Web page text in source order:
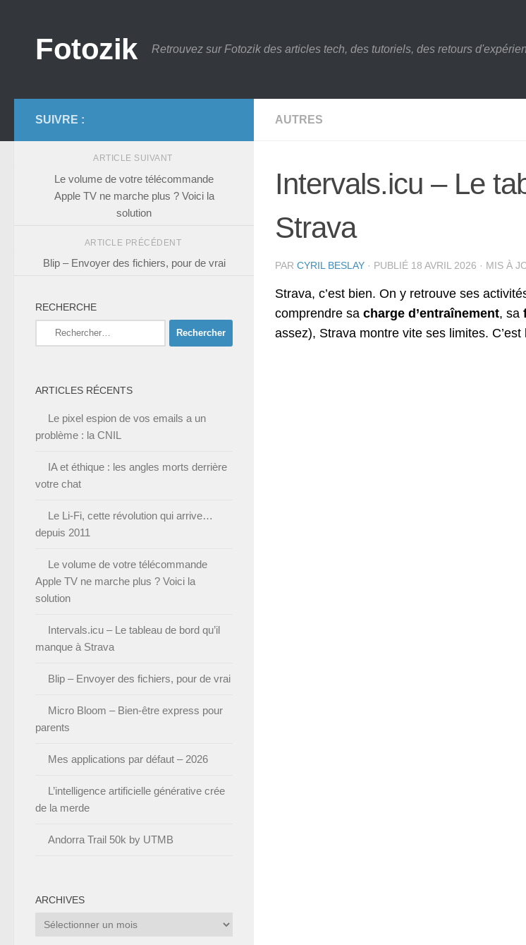
Fotozik Retrouvez sur Fotozik des articles tech, des tutoriels, des retours
AUTRES
Intervals.icu – Le
Strava
PAR CYRIL BESLAY · PUBLIÉ 18 AVRIL 2026 · MIS À
Strava, c’est bien. On y retrouve ses
comprendre sa charge d’entraînement, sa
assez), Strava montre vite ses limites. C’est
SUIVRE :
ARTICLE SUIVANT
Le volume de votre télécommande
Apple TV ne marche plus ? Voici la
solution
ARTICLE PRÉCÉDENT
Blip – Envoyer des fichiers, pour de vrai
RECHERCHE
Rechercher :
ARTICLES RÉCENTS
Le pixel espion de vos emails a un
problème : la CNIL
IA et éthique : les angles morts derrière
votre chat
Le Li-Fi, cette révolution qui arrive…
depuis 2011
Le volume de votre télécommande
Apple TV ne marche plus ? Voici la
solution
Intervals.icu – Le tableau de bord qu’il
manque à Strava
Blip – Envoyer des fichiers, pour de vrai
Micro Bloom – Bien-être express pour
parents
Mes applications par défaut – 2026
L’intelligence artificielle générative crée
de la merde
Andorra Trail 50k by UTMB
ARCHIVES
Archives